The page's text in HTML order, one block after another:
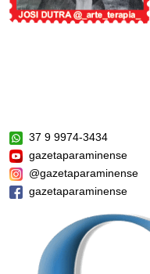
37 9 9974-3434
gazetaparaminense
@gazetaparaminense
gazetaparaminense